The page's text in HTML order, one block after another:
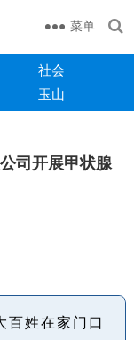
菜单
社会
玉山
司开展甲状腺
百姓在家门口